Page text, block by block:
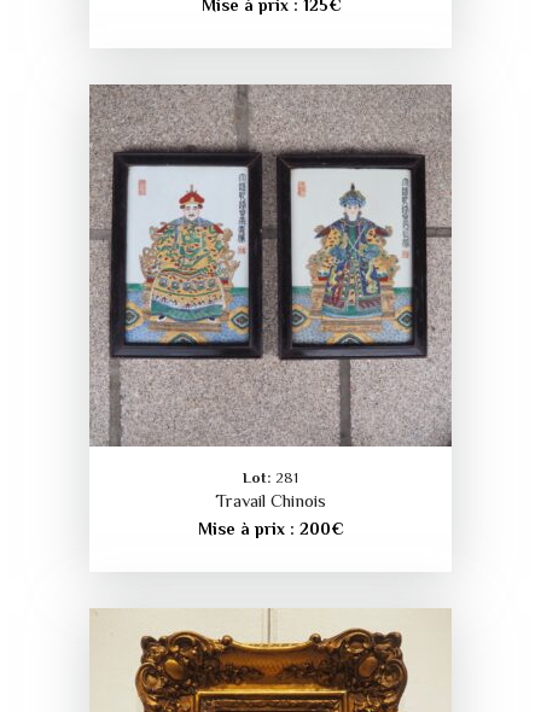
Mise à prix : 125€
Lot: 281
Travail Chinois
Mise à prix : 200€